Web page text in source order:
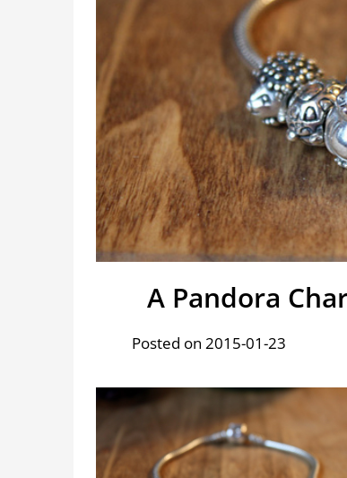
A Pandora
Posted on 2015-01-23